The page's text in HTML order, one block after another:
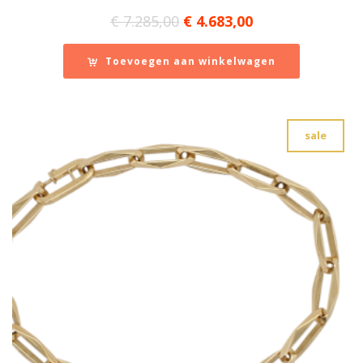
€7.285,00 Oorspronkelijke
prijs
was:
€ 7.285,00.
€ 4.683,00Huidige
prijs
is:
€ 4.683,00.
Toevoegen aan winkelwagen
sale